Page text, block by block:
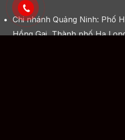
Chi nhánh Quảng Ninh: Phố
Hồng Gai, Thành phố Hạ